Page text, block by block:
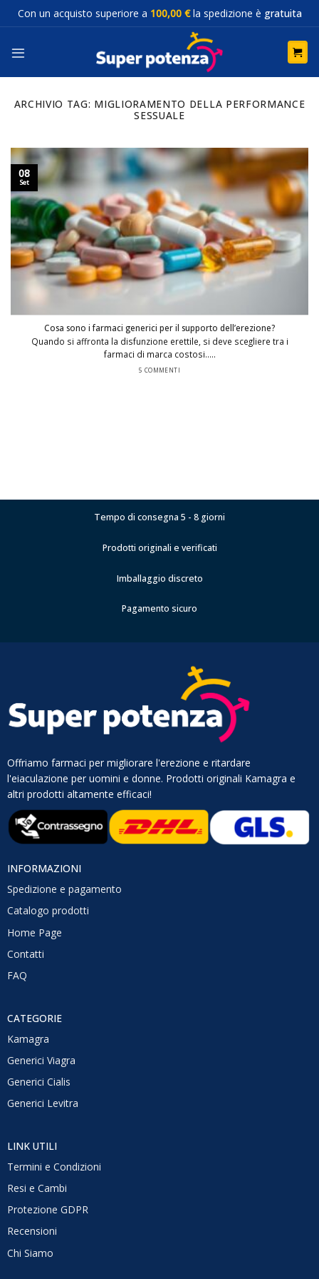
SaltaCon un acquisto superiore a 100,00 €la spedizione è gratuita
ARCHIVIO TAG: MIGLIORAMENTO DELLA PERFORMANCE
SESSUALE
Cosa sono i farmaci generici per il supporto dell’erezione?
Quando si affronta la disfunzione erettile, si deve scegliere tra i
farmaci di marca costosi.....
5 COMMENTI
08
Set
Tempo di consegna 5 - 8 giorni
Prodotti originali e verificati
Imballaggio discreto
Pagamento sicuro
Offriamo farmaci per migliorare l'erezione e ritardare
l'eiaculazione per uomini e donne. Prodotti originali Kamagra e
altri prodotti altamente efficaci!
INFORMAZIONI
Spedizione e pagamento
Catalogo prodotti
Home Page
Contatti
FAQ
CATEGORIE
Kamagra
Generici Viagra
Generici Cialis
Generici Levitra
LINK UTILI
Termini e Condizioni
Resi e Cambi
Protezione GDPR
Recensioni
Chi Siamo